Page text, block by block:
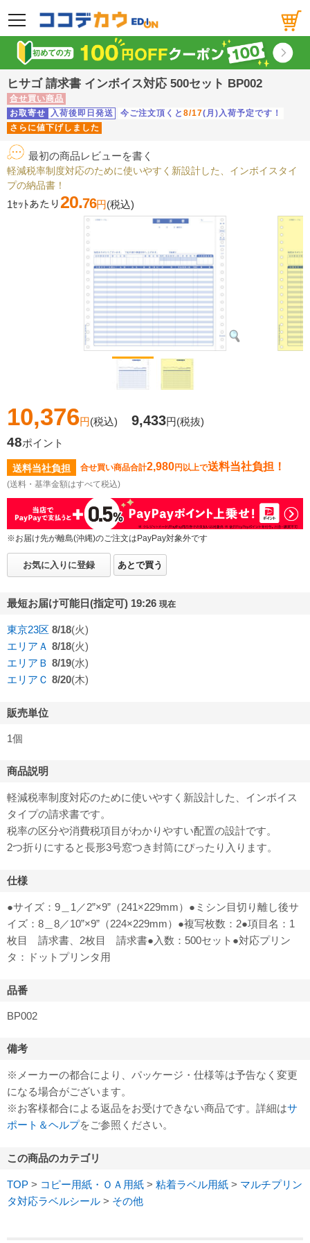
メニュー
ヒサゴ 請求書 インボイス対応 500セット BP002
合せ買い商品
お取寄せ
入荷後即日発送 今ご注文頂くと 8/17(月)入荷予定です！
さらに値下げしました
最初の商品レビューを書く
軽減税率制度対応のために使いやすく新設計した、インボイスタイ
プの納品書！
1ｾｯﾄあたり20.76円(税込)
10,376円(税込) 9,433円(税抜)
48ポイント
送料当社負担 合せ買い商品合計2,980円以上で送料当社負担！
(送料・基準金額はすべて税込)
※お届け先が離島(沖縄)のご注文はPayPay対象外です
お気に入りに登録 あとで買う
最短お届け可能日(指定可) 19:26 現在
東京23区 8/18(火)
エリアＡ 8/18(火)
エリアＢ 8/19(水)
エリアＣ 8/20(木)
販売単位
1個
商品説明
軽減税率制度対応のために使いやすく新設計した、インボイス
タイプの請求書です。
税率の区分や消費税項目がわかりやすい配置の設計です。
2つ折りにすると長形3号窓つき封筒にぴったり入ります。
仕様
●サイズ：9＿1／2”×9”（241×229mm）●ミシン目切り離し後サ
イズ：8＿8／10”×9”（224×229mm）●複写枚数：2●項目名：1
枚目 請求書、2枚目 請求書●入数：500セット●対応プリン
タ：ドットプリンタ用
品番
BP002
備考
※メーカーの都合により、パッケージ・仕様等は予告なく変更
になる場合がございます。
※お客様都合による返品をお受けできない商品です。詳細はサ
ポート＆ヘルプをご参照ください。
この商品のカテゴリ
TOP > コピー用紙・ＯＡ用紙 > 粘着ラベル用紙 > マルチプリン
タ対応ラベルシール > その他